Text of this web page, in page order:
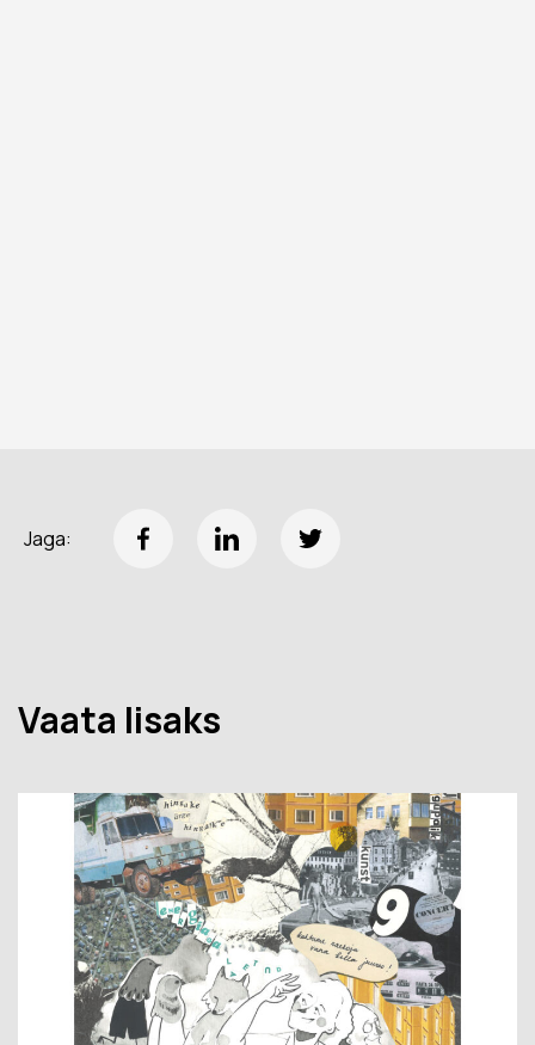
Jaga:
Vaata lisaks